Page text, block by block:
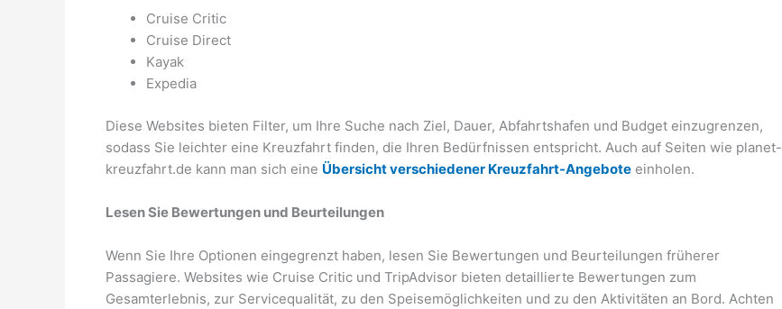
Cruise Critic
Cruise Direct
Kayak
Expedia
Diese Websites bieten Filter, um Ihre Suche nach Ziel, Dauer, Abfahrtshafen und Budget einzugrenzen,
sodass Sie leichter eine Kreuzfahrt finden, die Ihren Bedürfnissen entspricht. Auch auf Seiten wie planet-
kreuzfahrt.de kann man sich eine Übersicht verschiedener Kreuzfahrt-Angebote einholen.
Lesen Sie Bewertungen und Beurteilungen
Wenn Sie Ihre Optionen eingegrenzt haben, lesen Sie Bewertungen und Beurteilungen früherer
Passagiere. Websites wie Cruise Critic und TripAdvisor bieten detaillierte Bewertungen zum
Gesamterlebnis, zur Servicequalität, zu den Speisemöglichkeiten und zu den Aktivitäten an Bord. Achten